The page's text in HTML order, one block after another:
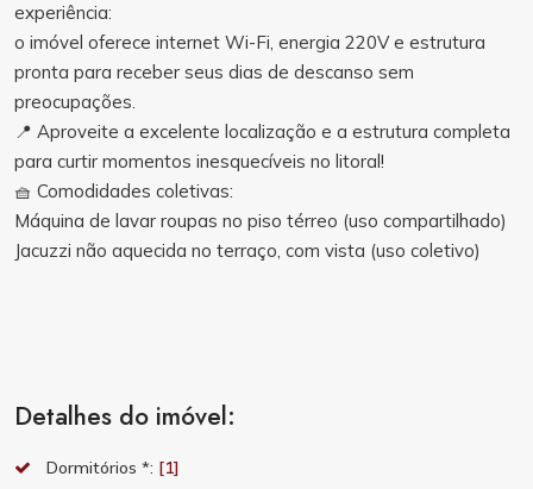
experiência:
o imóvel oferece internet Wi-Fi, energia 220V e estrutura
pronta para receber seus dias de descanso sem
preocupações.
📍 Aproveite a excelente localização e a estrutura completa
para curtir momentos inesquecíveis no litoral!
🧺 Comodidades coletivas:
Máquina de lavar roupas no piso térreo (uso compartilhado)
Jacuzzi não aquecida no terraço, com vista (uso coletivo)
Detalhes do imóvel:
Dormitórios *: [1]